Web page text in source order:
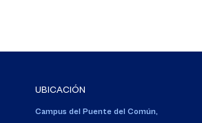
UBICACIÓN
Campus del Puente del Común,